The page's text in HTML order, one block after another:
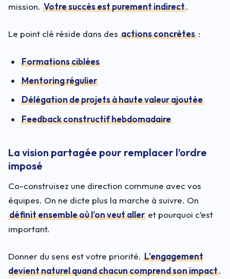
mission. Votre succès est purement indirect.
Le point clé réside dans des actions concrètes :
Formations ciblées
Mentoring régulier
Délégation de projets à haute valeur ajoutée
Feedback constructif hebdomadaire
La vision partagée pour remplacer l’ordre
imposé
Co-construisez une direction commune avec vos
équipes. On ne dicte plus la marche à suivre. On
définit ensemble où l’on veut aller et pourquoi c’est
important.
Donner du sens est votre priorité. L’engagement
devient naturel quand chacun comprend son impact.